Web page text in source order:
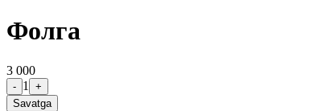
Фолга
3 000
- 1
+
Savatga